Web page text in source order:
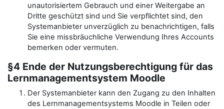
unautorisiertem Gebrauch und einer Weitergabe an
Dritte geschützt sind und Sie verpflichtet sind, den
Systemanbieter unverzüglich zu benachrichtigen, falls
Sie eine missbräuchliche Verwendung Ihres Accounts
bemerken oder vermuten.
§4 Ende der Nutzungsberechtigung für das
Lernmanagementsystem Moodle
Der Systemanbieter kann den Zugang zu den Inhalten
des Lernmanagementsystems Moodle in Teilen oder